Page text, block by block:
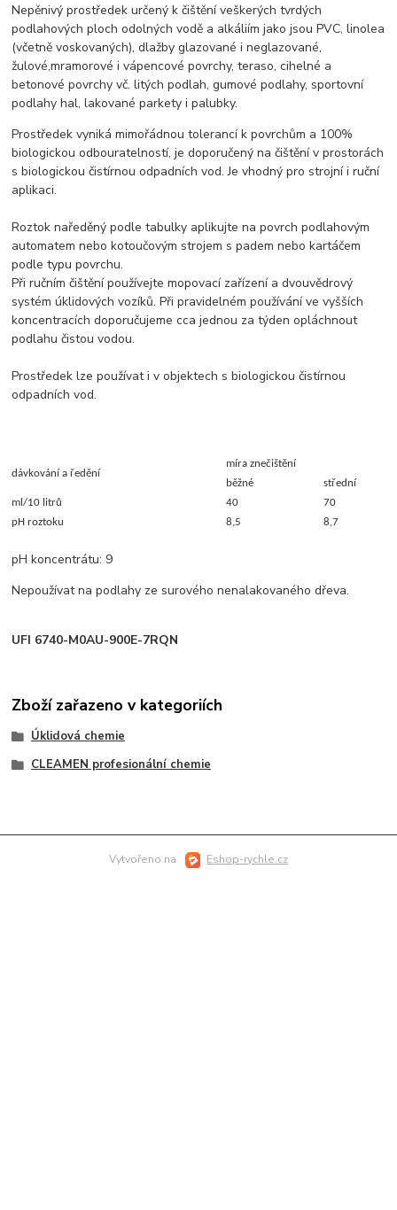
Nepěnivý prostředek určený k čištění veškerých tvrdých
podlahových ploch odolných vodě a alkáliím jako jsou PVC, linolea
(včetně voskovaných), dlažby glazované i neglazované,
žulové,mramorové i vápencové povrchy, teraso, cihelné a
betonové povrchy vč. litých podlah, gumové podlahy, sportovní
podlahy hal, lakované parkety i palubky.
Prostředek vyniká mimořádnou tolerancí k povrchům a 100%
biologickou odbouratelností, je doporučený na čištění v prostorách
s biologickou čistírnou odpadních vod. Je vhodný pro strojní i ruční
aplikaci.
Roztok naředěný podle tabulky aplikujte na povrch podlahovým
automatem nebo kotoučovým strojem s padem nebo kartáčem
podle typu povrchu.
Při ručním čištění používejte mopovací zařízení a dvouvědrový
systém úklidových vozíků. Při pravidelném používání ve vyšších
koncentracích doporučujeme cca jednou za týden opláchnout
podlahu čistou vodou.
Prostředek lze používat i v objektech s biologickou čistírnou
odpadních vod.
dávkování a ředění
míra znečištění
běžné
střední
ml/10 litrů
40
70
pH roztoku
8,5 8,7
pH koncentrátu: 9
Nepoužívat na podlahy ze surového nenalakovaného dřeva.
UFI 6740-M0AU-900E-7RQN
Zboží zařazeno v kategoriích
Úklidová chemie
CLEAMEN profesionální chemie
Vytvořeno na Eshop-rychle.cz